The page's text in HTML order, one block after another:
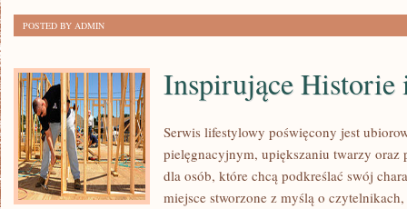
POSTED BY ADMIN
Inspirujące
Serwis lifestylowy poświęcony jest
pielęgnacyjnym, upiększaniu twarzy oraz
dla osób, które chcą podkreślać swój
miejsce stworzone z myślą o